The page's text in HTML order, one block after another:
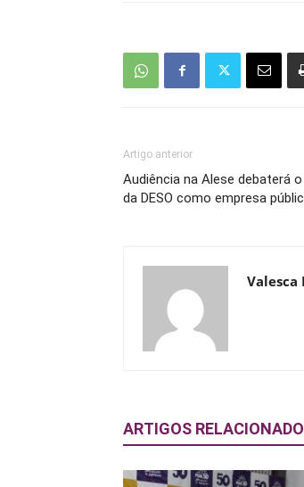
Artigo anterior
Audiência na Alese debaterá
da DESO como empresa
ARTIGOS